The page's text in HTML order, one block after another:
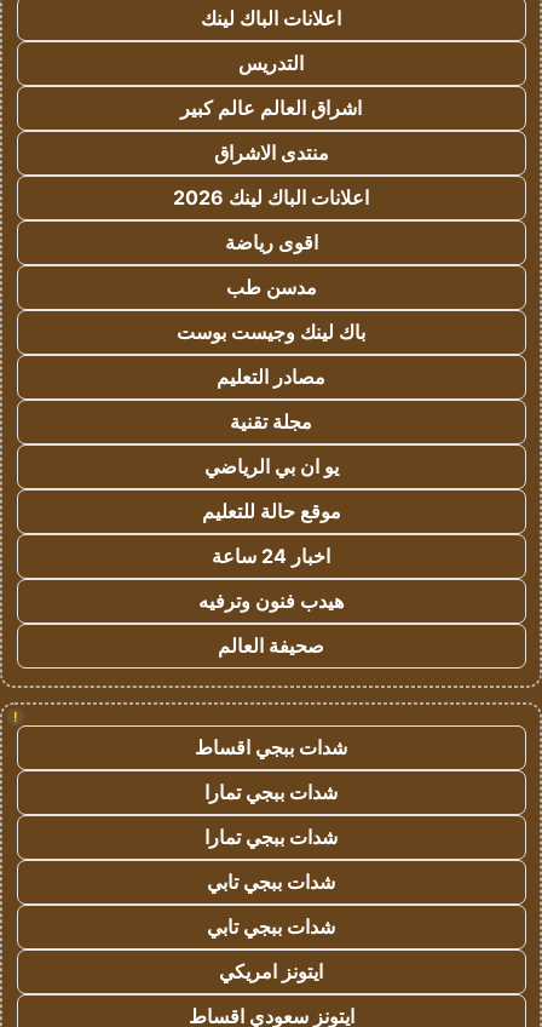
اعلانات الباك لينك
التدريس
اشراق العالم عالم كبير
منتدى الاشراق
اعلانات الباك لينك 2026
اقوى رياضة
مدسن طب
باك لينك وجيست بوست
مصادر التعليم
مجلة تقنية
يو ان بي الرياضي
موقع حالة للتعليم
اخبار 24 ساعة
هيدب فنون وترفيه
صحيفة العالم
!
شدات ببجي اقساط
شدات ببجي تمارا
شدات ببجي تمارا
شدات ببجي تابي
شدات ببجي تابي
ايتونز امريكي
ايتونز سعودي اقساط